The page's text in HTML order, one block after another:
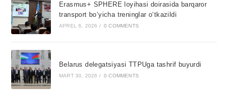
Erasmus+ SPHERE loyihasi doirasida barqaror
transport bo‘yicha treninglar o‘tkazildi
APREL 6, 2026 / 0 COMMENTS
Belarus delegatsiyasi TTPUga tashrif buyurdi
MART 30, 2026 / 0 COMMENTS